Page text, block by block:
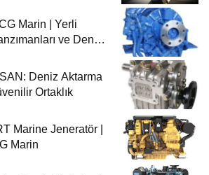
Marin | Yerli
ve Deniz
Deniz Aktarma
Ortaklık
Marine Jeneratör |
Marin